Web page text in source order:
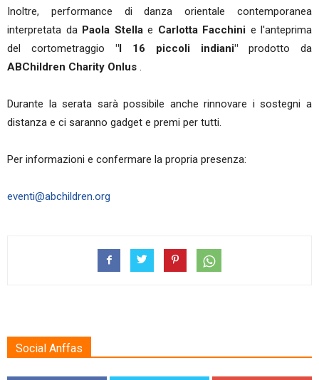
Inoltre, performance di danza orientale contemporanea
interpretata da Paola Stellae Carlotta Facchini e l'anteprima
del cortometraggio "I 16 piccoli indiani" prodotto da
ABChildren Charity Onlus .
Durante la serata sarà possibile anche rinnovare i sostegni a
distanza e ci saranno gadget e premi per tutti.
Per informazioni e confermare la propria presenza:
eventi@abchildren.org
Social Anffas